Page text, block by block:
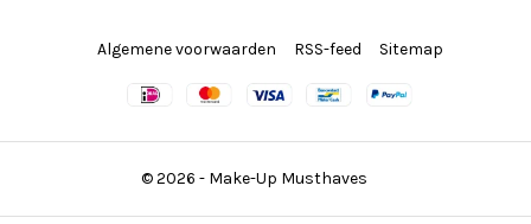
© 2026 - Make-Up Musthaves
Algemene voorwaarden RSS-feed Sitemap